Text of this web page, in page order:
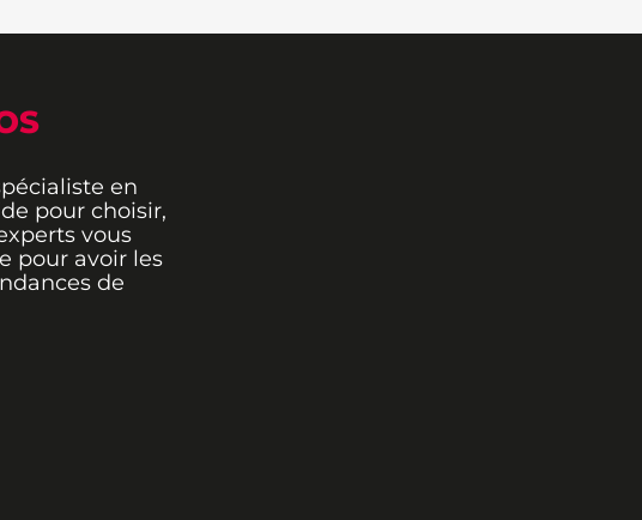
en
pour choisir,
vous
pour avoir les
de